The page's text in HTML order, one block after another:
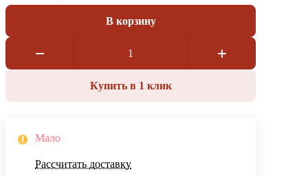
В корзину
Купить в 1 клик
Мало
Рассчитать доставку